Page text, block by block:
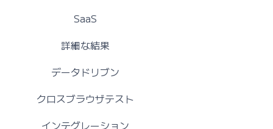
SaaS
詳細な結果
データドリブン
クロスブラウザテスト
インテグレーション